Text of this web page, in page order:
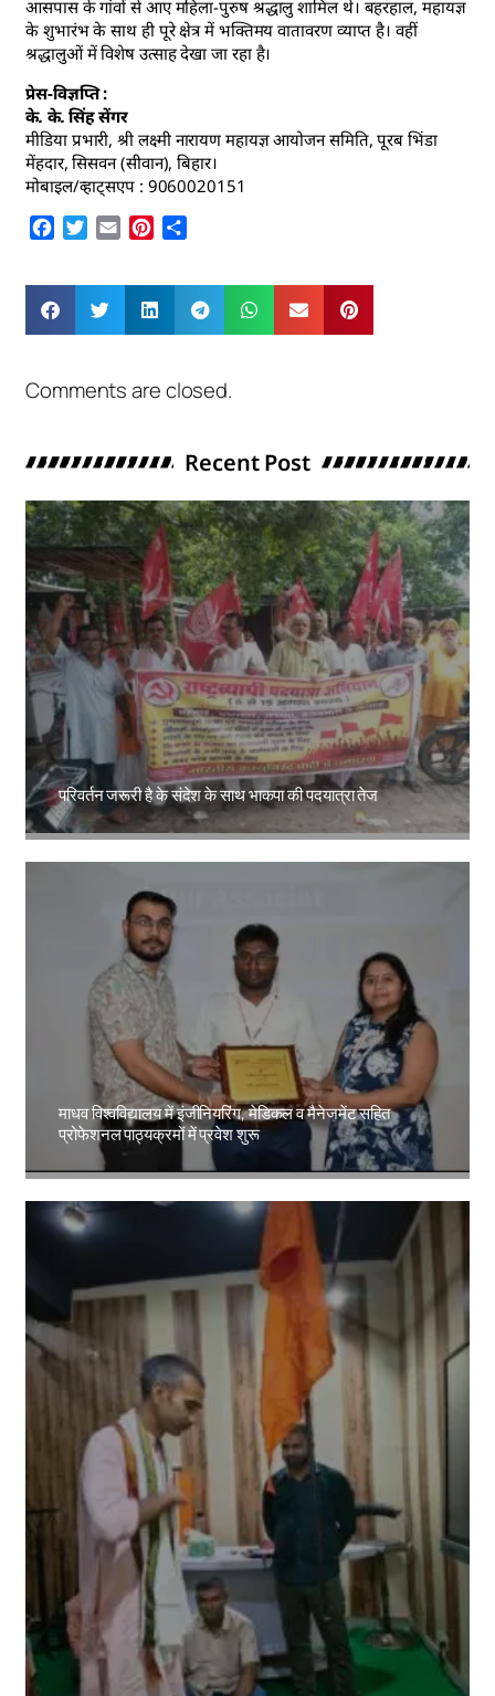
आसपास के गांवों से आए महिला-पुरुष श्रद्धालु शामिल थे। बहरहाल, महायज्ञ
के शुभारंभ के साथ ही पूरे क्षेत्र में भक्तिमय वातावरण व्याप्त है। वहीं
श्रद्धालुओं में विशेष उत्साह देखा जा रहा है।
प्रेस-विज्ञप्ति :
के. के. सिंह सेंगर
मीडिया प्रभारी, श्री लक्ष्मी नारायण महायज्ञ आयोजन समिति, पूरब भिंडा
मेंहदार, सिसवन (सीवान), बिहार।
मोबाइल/व्हाट्सएप : 9060020151
Facebook
Twitter
Email Pinterest
Comments are closed.
Recent Post
परिवर्तन जरूरी है के संदेश के साथ भाकपा की पदयात्रा तेज
Amit Lekh
माधव विश्वविद्यालय में इंजीनियरिंग, मेडिकल व मैनेजमेंट सहित
प्रोफेशनल पाठ्यक्रमों में प्रवेश शुरू
Amit Lekh